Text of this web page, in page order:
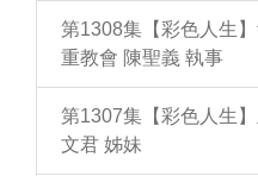
第1308集【彩色人生
重教會 陳聖義 執事
第1307集【彩色人生
文君 姊妹